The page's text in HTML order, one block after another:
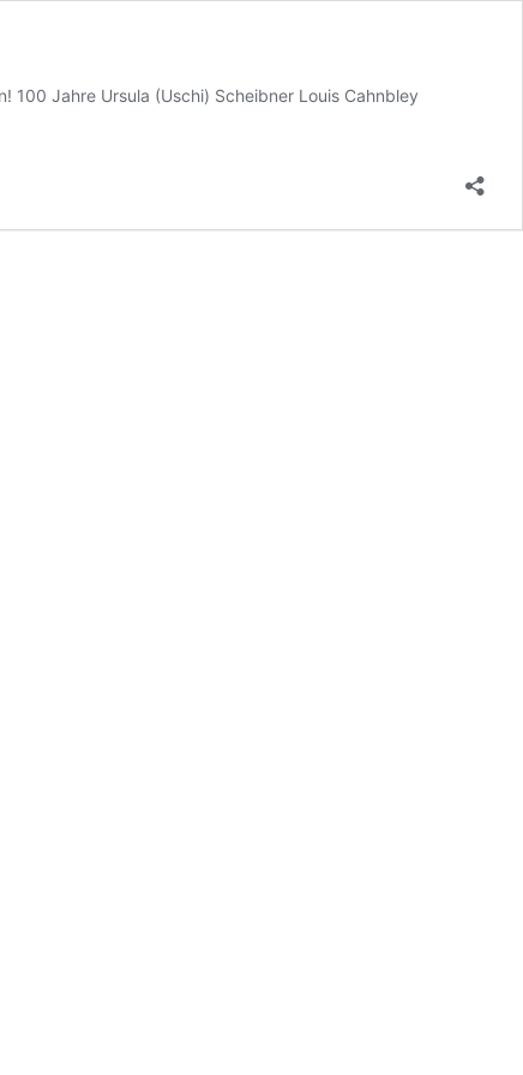
100 Jahre Ursula (Uschi) Scheibner Louis Cahnbley